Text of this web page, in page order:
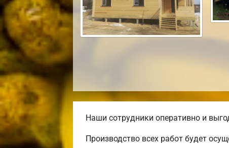
Наши сотрудники оперативно и
Производство всех работ будет